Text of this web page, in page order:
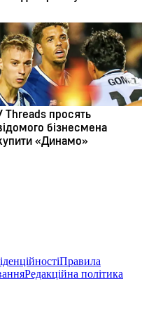
Правила
Редакційна політика